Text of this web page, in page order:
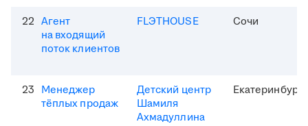
22 Агент
на входящий
поток клиентов
FLЭTHOUSE Сочи
23 Менеджер
тёплых продаж
Детский центр
Шамиля
Ахмадуллина
Екатеринбург